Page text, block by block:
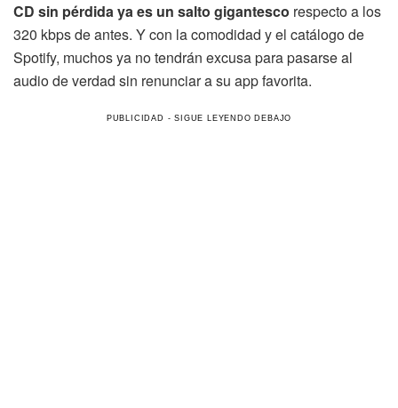
CD sin pérdida ya es un salto gigantesco respecto a los
320 kbps de antes. Y con la comodidad y el catálogo de
Spotify, muchos ya no tendrán excusa para pasarse al
audio de verdad sin renunciar a su app favorita.